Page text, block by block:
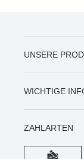
UNSERE
WICHTIGE
ZAHLARTEN